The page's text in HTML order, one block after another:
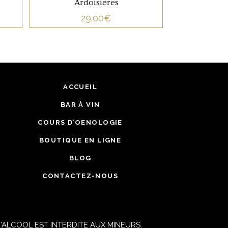
sur des charcuteries,
Ardoisières
29.00€
ACCUEIL
BAR À VIN
COURS D’OENOLOGIE
BOUTIQUE EN LIGNE
BLOG
CONTACTEZ-NOUS
EST INTERDITE AUX MINEURS.